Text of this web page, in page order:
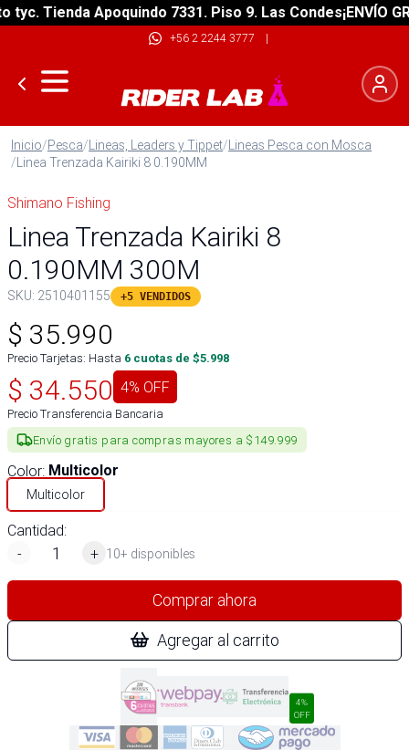
Tienda Apoquindo 7331. Piso 9. Las Condes¡ENVÍO
+56 2 2244 3777 |
Inicio/Pesca/Lineas, Leaders y Tippet/Lineas Pesca con Mosca
/Linea Trenzada Kairiki 8 0.190MM
Shimano Fishing
Linea Trenzada Kairiki 8
0.190MM 300M
SKU: 2510401155 +5 VENDIDOS
$ 35.990
Precio Tarjetas: Hasta 6 cuotas de $5.998
$ 34.550 4% OFF
Precio Transferencia Bancaria
Envío gratis para compras mayores a $149.999
Color: Multicolor
Multicolor
Cantidad:
-
+ 10+ disponibles
Comprar ahora
Agregar al carrito
4%
OFF